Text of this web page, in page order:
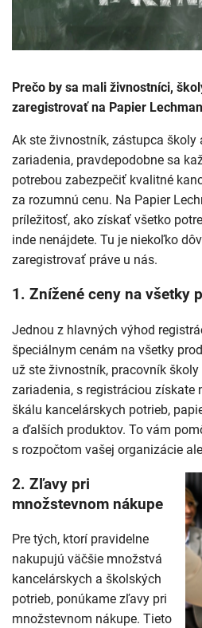
Prečo by sa mali živnostníci,
zaregistrovať na Papier
Ak ste živnostník, zástupca školy
zariadenia, pravdepodobne sa
potrebou zabezpečiť kvalitné
za rozumnú cenu. Na Papier
príležitosť, ako získať všetko
inde nenájdete. Tu je niekoľko
zaregistrovať práve u nás.
1. Znížené ceny na všetky
Jednou z hlavných výhod
špeciálnym cenám na všetky
už ste živnostník, pracovník
zariadenia, s registráciou získate
škálu kancelárskych potrieb,
a ďalších produktov. To vám
s rozpočtom vašej organizácie
2. Zľavy pri
množstevnom nákupe
Pre tých, ktorí pravidelne
nakupujú väčšie množstvá
kancelárskych a školských
potrieb, ponúkame zľavy pri
množstevnom nákupe. Tieto